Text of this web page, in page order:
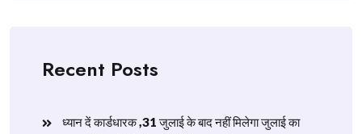
Recent Posts
ध्यान दें कार्डधारक ,31 जुलाई के बाद नहीं मिलेगा जुलाई का